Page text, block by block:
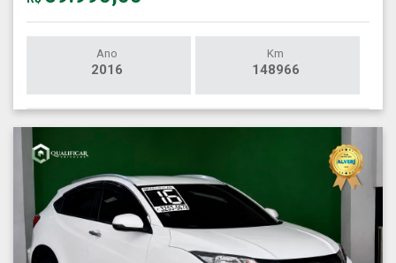
Ano
2016
Km
148966